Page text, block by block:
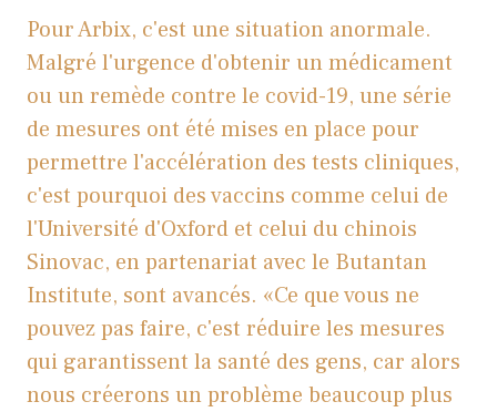
Pour Arbix, c'est une situation anormale.
Malgré l'urgence d'obtenir un médicament
ou un remède contre le covid-19, une série
de mesures ont été mises en place pour
permettre l'accélération des tests cliniques,
c'est pourquoi des vaccins comme celui de
l'Université d'Oxford et celui du chinois
Sinovac, en partenariat avec le Butantan
Institute, sont avancés. «Ce que vous ne
pouvez pas faire, c'est réduire les mesures
qui garantissent la santé des gens, car alors
nous créerons un problème beaucoup plus